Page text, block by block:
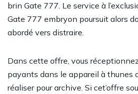
brin Gate 777. Le service à
Gate 777 embryon poursuit alors
abordé vers distraire.
Dans cette offre, vous
payants dans le appareil à thunes
réaliser pour archive. Si cet’offre